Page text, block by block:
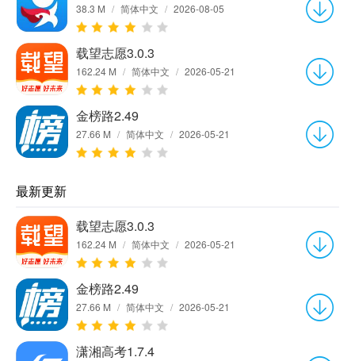
38.3 M / 简体中文 / 2026-08-05
载望志愿3.0.3
162.24 M / 简体中文 / 2026-05-21
金榜路2.49
27.66 M / 简体中文 / 2026-05-21
最新更新
载望志愿3.0.3
162.24 M / 简体中文 / 2026-05-21
金榜路2.49
27.66 M / 简体中文 / 2026-05-21
潇湘高考1.7.4